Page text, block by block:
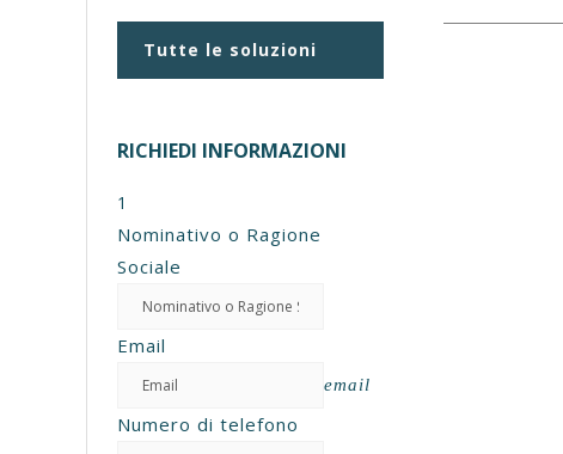
Tutte le soluzioni
RICHIEDI INFORMAZIONI
1
Nominativo o Ragione
Sociale
Email
email
Numero di telefono